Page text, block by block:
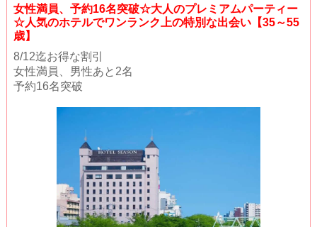
女性満員、予約16名突破☆大人のプレミアムパーティー
☆人気のホテルでワンランク上の特別な出会い【35～55
歳】
8/12迄お得な割引
女性満員、男性あと2名
予約16名突破